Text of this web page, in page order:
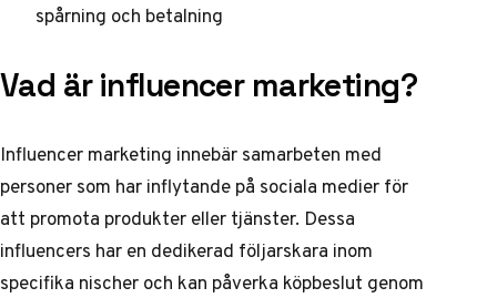
spårning och betalning
Vad är influencer marketing?
Influencer marketing innebär samarbeten med
personer som har inflytande på sociala medier för
att promota produkter eller tjänster. Dessa
influencers har en dedikerad följarskara inom
specifika nischer och kan påverka köpbeslut genom